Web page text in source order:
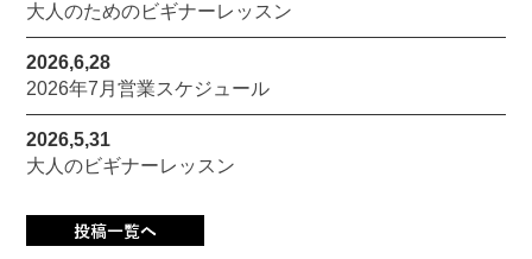
大人のためのビギナーレッスン
2026,6,28
2026年7月営業スケジュール
2026,5,31
大人のビギナーレッスン